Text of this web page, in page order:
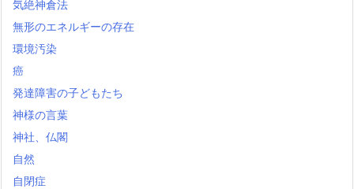
気絶神倉法
無形のエネルギーの存在
環境汚染
癌
発達障害の子どもたち
神様の言葉
神社、仏閣
自然
自閉症